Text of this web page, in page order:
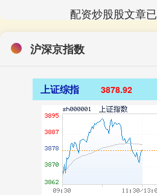
配资炒股股文章
沪深京指数
上证综指 3878.92